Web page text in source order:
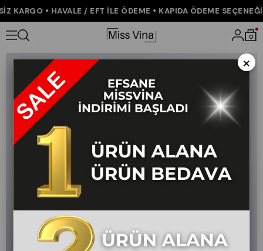
KARGO • HAVALE / EFT İLE ÖDEME • KAPIDA ÖDEME SEÇENEĞİ
0
Anasayfa ÇOK SATANLAR Virella Geniş Kol Oversize V Yaka
×